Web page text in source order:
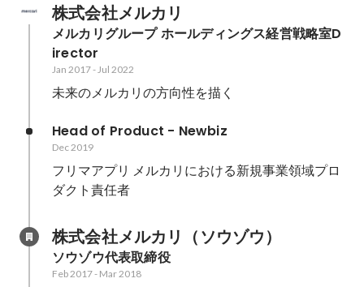
株式会社メルカリ
メルカリグループ ホールディングス経営戦略室D
irector
Jan 2017- Jul 2022
未来のメルカリの方向性を描く
Head of Product - Newbiz
Dec 2019
フリマアプリ メルカリにおける新規事業領域プロ
ダクト責任者
株式会社メルカリ（ソウゾウ）
ソウゾウ代表取締役
Feb 2017- Mar 2018